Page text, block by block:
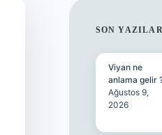
SON YAZILAR
Viyan ne
anlama gelir
Ağustos 9,
2026